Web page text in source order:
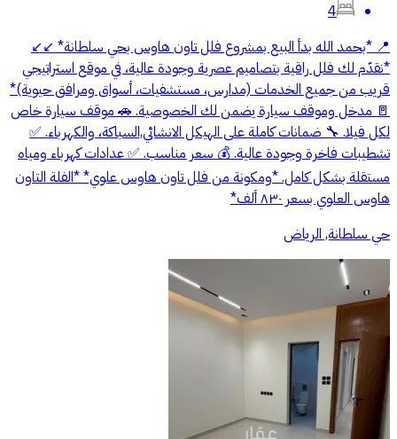
4
📍 *بحمد الله بدأ البيع بمشروع فلل تاون هاوس بحي سلطانة* ↙️↙️
*نقدّم لك فلل راقية بتصاميم عصرية وجودة عالية، في موقع استراتيجي
قريب من جميع الخدمات (مدارس، مستشفيات، أسواق ومرافق حيوية)*
🚪 مدخل وموقف سيارة يضمن لك الخصوصية. 🚗 موقف سيارة خاص
لكل فيلا. 🔧 ضمانات كاملة على الهيكل الانشائي,السباكة، والكهرباء. ✅
تشطيبات فاخرة وجودة عالية. 💰 سعر مناسب. ✅ عدادات كهرباء ومياه
مستقلة بشكل كامل. *ومكونة من فلل تاون هاوس علوي* *الفلة التاون
هاوس العلوي بسعر ٨٣٠ ألف*
حي سلطانة, الرياض